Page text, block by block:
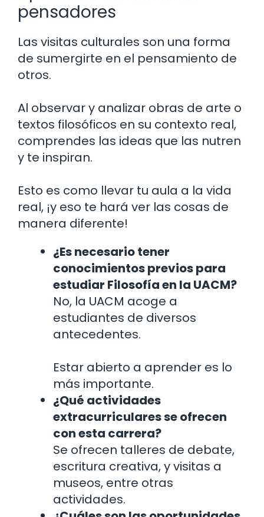
pensadores
Las visitas culturales son una forma
de sumergirte en el pensamiento de
otros.
Al observar y analizar obras de arte o
textos filosóficos en su contexto real,
comprendes las ideas que las nutren
y te inspiran.
Esto es como llevar tu aula a la vida
real, ¡y eso te hará ver las cosas de
manera diferente!
¿Es necesario tener
conocimientos previos para
estudiar Filosofía en la UACM?
No, la UACM acoge a
estudiantes de diversos
antecedentes.
Estar abierto a aprender es lo
más importante.
¿Qué actividades
extracurriculares se ofrecen
con esta carrera?
Se ofrecen talleres de debate,
escritura creativa, y visitas a
museos, entre otras
actividades.